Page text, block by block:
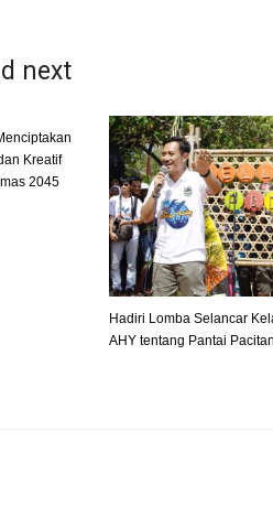
next
Kreatif
2045
Hadiri Lomba Selancar
AHY tentang Pantai Pacitan